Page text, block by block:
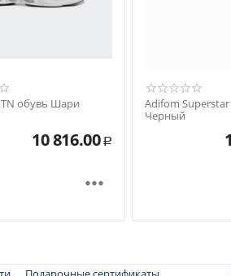
обувь Шари
10 816.00 Р

Adifom
Черный